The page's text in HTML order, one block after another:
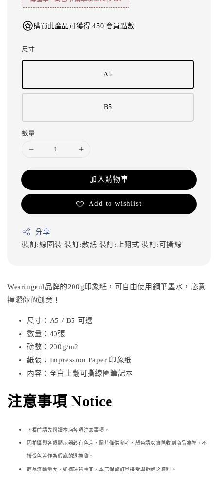
購買此產品可獲得 450 會員點數
尺寸
A5
B5
數量
加入購物車
Add to wishlist
分享
裝訂:線圈裝裝訂:散紙 裝訂:上翻式裝訂:可撕線
Wearingeul品牌的200g印象紙，可自由使用鋼筆墨水，恣意
揮灑你的創意！
尺寸：A5 / B5 可選
數量：40張
磅數：200g/m2
紙張：Impression Paper 印象紙
內容：全白上翻可撕線圈筆記本
注意事項 Notice
下標前請先閱讀本店各項注意事項。
因拍攝與各類顯示器必有色差，圖片僅供參考，顏色請以實際收到商品為準。不
接受色差作為瑕疵的退換貨。
商品流動量大，如遇缺貨事宜，本店保留訂單接受與拒絕之權利。